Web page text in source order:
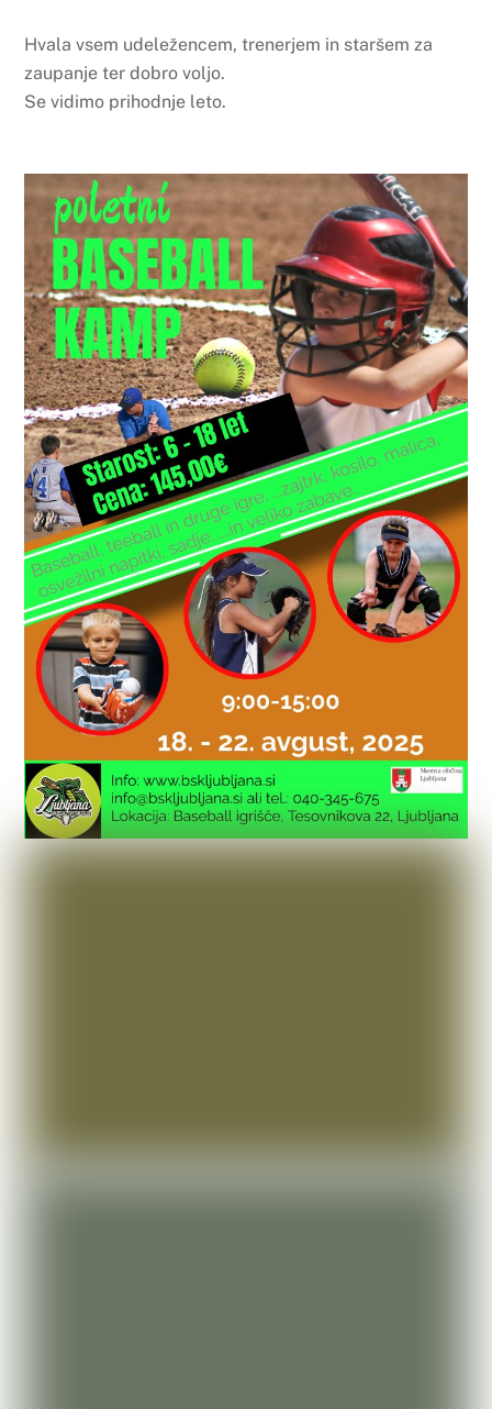
Hvala vsem udeležencem, trenerjem in staršem za
zaupanje ter dobro voljo.
Se vidimo prihodnje leto.